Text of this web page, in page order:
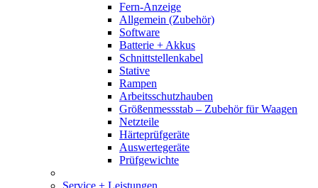
Fern-Anzeige
Allgemein (Zubehör)
Software
Batterie + Akkus
Schnittstellenkabel
Stative
Rampen
Arbeitsschutzhauben
Größenmessstab – Zubehör für Waagen
Netzteile
Härteprüfgeräte
Auswertegeräte
Prüfgewichte
Service + Leistungen